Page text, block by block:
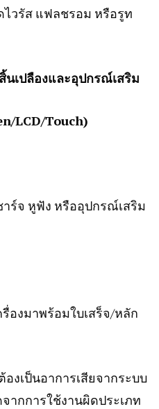
วรัส แฟลชรอม หรือรูท
เปลืองและอุปกรณ์เสริม
LCD/Touch)
ร์จ หูฟัง หรืออุปกรณ์เสริม
องมาพร้อมใบเสร็จ/หลัก
งเป็นอาการเสียจากระบบ
ากการใช้งานผิดประเภท